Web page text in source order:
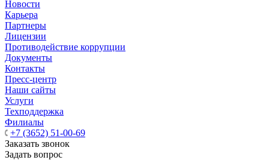
Новости
Карьера
Партнеры
Лицензии
Противодействие коррупции
Документы
Контакты
Пресс-центр
Наши сайты
Услуги
Техподдержка
Филиалы
+7 (3652) 51-00-69
Заказать звонок
Задать вопрос